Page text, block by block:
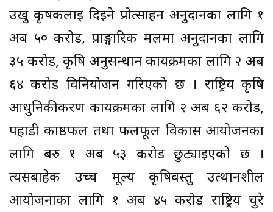
उखु कृषकलाई दिइने प्रोत्साहन अनुदानका लागि १
अर्ब ५० करोड, प्राङ्गारिक मलमा अनुदानका लागि
३५ करोड, कृषि अनुसन्धान कार्यक्रमका लागि २ अर्ब
६४ करोड विनियोजन गरिएको छ । राष्ट्रिय कृषि
आधुनिकीकरण कार्यक्रमका लागि २ अर्ब ६२ करोड,
पहाडी काष्ठफल तथा फलफूल विकास आयोजनका
लागि बरु १ अर्ब ५३ करोड छुट्याइएको छ ।
त्यसबाहेक उच्च मूल्य कृषिवस्तु उत्थानशील
आयोजनाका लागि १ अर्ब ४५ करोड राष्ट्रिय चुरे